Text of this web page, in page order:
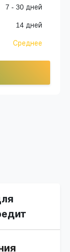
7 - 30 дней
14 дней
Среднее